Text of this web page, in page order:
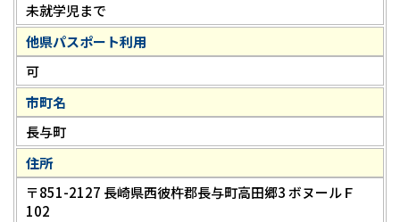
未就学児まで
他県パスポート利用
可
市町名
長与町
住所
〒851-2127 長崎県西彼杵郡長与町高田郷3 ボヌールＦ
102